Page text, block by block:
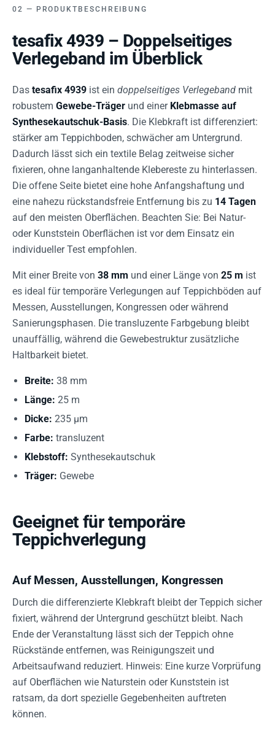
PRODUKTBESCHREIBUNG
tesafix 4939 – Doppelseitiges
Verlegeband im Überblick
Das tesafix 4939 ist ein doppelseitiges Verlegeband mit
robustem Gewebe-Träger und einer Klebmasse auf
Synthesekautschuk-Basis. Die Klebkraft ist differenziert:
stärker am Teppichboden, schwächer am Untergrund.
Dadurch lässt sich ein textile Belag zeitweise sicher
fixieren, ohne langanhaltende Klebereste zu hinterlassen.
Die offene Seite bietet eine hohe Anfangshaftung und
eine nahezu rückstandsfreie Entfernung bis zu 14 Tagen
auf den meisten Oberflächen. Beachten Sie: Bei Natur-
oder Kunststein Oberflächen ist vor dem Einsatz ein
individueller Test empfohlen.
Mit einer Breite von 38 mm und einer Länge von 25 m ist
es ideal für temporäre Verlegungen auf Teppichböden auf
Messen, Ausstellungen, Kongressen oder während
Sanierungsphasen. Die transluzente Farbgebung bleibt
unauffällig, während die Gewebestruktur zusätzliche
Haltbarkeit bietet.
Breite: 38 mm
Länge: 25 m
Dicke: 235 µm
Farbe: transluzent
Klebstoff: Synthesekautschuk
Träger: Gewebe
Geeignet für temporäre
Teppichverlegung
Auf Messen, Ausstellungen, Kongressen
Durch die differenzierte Klebkraft bleibt der Teppich sicher
fixiert, während der Untergrund geschützt bleibt. Nach
Ende der Veranstaltung lässt sich der Teppich ohne
Rückstände entfernen, was Reinigungszeit und
Arbeitsaufwand reduziert. Hinweis: Eine kurze Vorprüfung
auf Oberflächen wie Naturstein oder Kunststein ist
ratsam, da dort spezielle Gegebenheiten auftreten
können.